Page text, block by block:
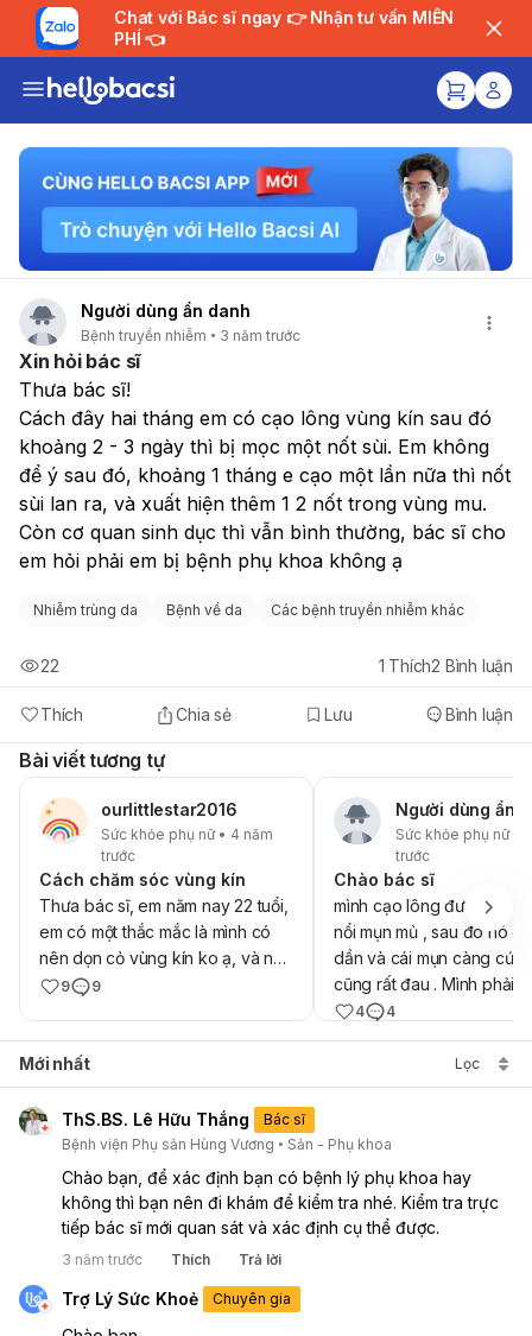
Chat với Bác sĩ ngay 👉 Nhận tư vấn MIỄN
PHÍ 👈
Người dùng ẩn danh
Bệnh truyền nhiễm 3 năm trước
Xin hỏi bác sĩ
Thưa bác sĩ!
Cách đây hai tháng em có cạo lông vùng kín sau đó
khoảng 2 - 3 ngày thì bị mọc một nốt sùi. Em không
để ý sau đó, khoảng 1 tháng e cạo một lần nữa thì nốt
sùi lan ra, và xuất hiện thêm 1 2 nốt trong vùng mu.
Còn cơ quan sinh dục thì vẫn bình thường, bác sĩ cho
em hỏi phải em bị bệnh phụ khoa không ạ
Nhiễm trùng da Bệnh về da Các bệnh truyền nhiễm khác
Thích Chia sẻ Lưu Bình luận
22 1 Thích2 Bình luận
Bài viết tương tự
ourlittlestar2016
Sức khỏe phụ nữ • 4 năm
trước
Cách chăm sóc vùng kín
Thưa bác sĩ, em năm nay 22 tuổi,
em có một thắc mắc là mình có
nên dọn cỏ vùng kín ko ạ, và nếu
có thì mình nên dùng phương
là cạo thì sau này nó sẽ lên dày
và cứng hơn ạ. Em cám ơn bác sĩ
nhiều.
9 9
Người dùng ẩn
Sức khỏe phụ nữ •
trước
Chào bác sĩ
mình cạo lông được vài
nổi mụn mủ , sau đó nó
dần và cái mụn càng
cũng rất đau . Mình phải
nào ạ
4 4
Mới nhất Lọc
ThS.BS. Lê Hữu Thắng
Bác sĩ
Bệnh viện Phụ sản Hùng Vương
Sản - Phụ khoa
Chào bạn, để xác định bạn có bệnh lý phụ khoa hay
không thì bạn nên đi khám để kiểm tra nhé. Kiểm tra trực
tiếp bác sĩ mới quan sát và xác định cụ thể được.
3 năm trước Thích Trả lời
Trợ Lý Sức Khoẻ Chuyên gia